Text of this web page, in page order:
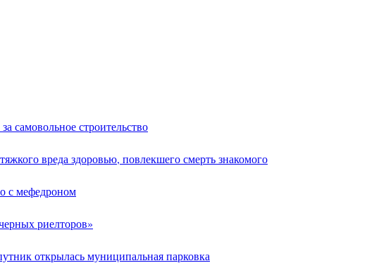
самовольное строительство
вреда здоровью, повлекшего смерть знакомого
с мефедроном
риелторов»
открылась муниципальная парковка